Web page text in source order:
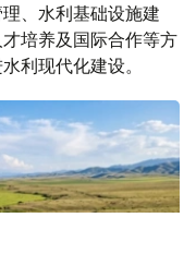
、水利基础设施建
培养及国际合作等方
利现代化建设。